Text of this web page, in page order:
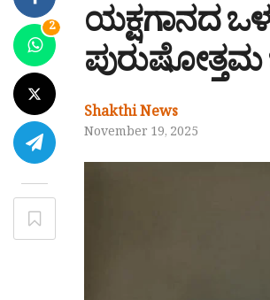
ಯಕ್ಷಗಾನದ
Shakthi News
November 19, 2025
2